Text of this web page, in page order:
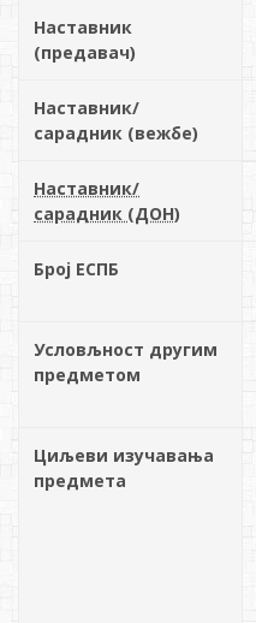
Наставник
(предавач)
Наставник/
сарадник (вежбе)
Наставник/
сарадник (ДОН)
Број ЕСПБ
Условљност другим
предметом
Циљеви изучавања
предмета